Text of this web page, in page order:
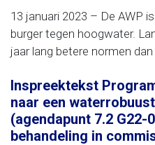
13 januari 2023 – De AWP
burger tegen hoogwater.
jaar lang betere normen dan
Inspreektekst
naar een
(agendapunt 7.2 G22-
behandeling in